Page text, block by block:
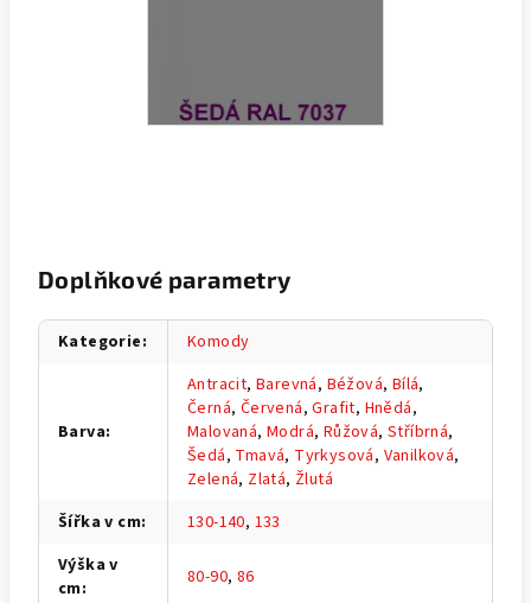
Doplňkové parametry
Kategorie: Komody
Barva:
Antracit,Barevná, Béžová, Bílá,
Černá, Červená,Grafit, Hnědá,
Malovaná,Modrá, Růžová,Stříbrná,
Šedá, Tmavá, Tyrkysová, Vanilková,
Zelená, Zlatá, Žlutá
Šířka v cm: 130-140, 133
Výška v
cm: 80-90, 86